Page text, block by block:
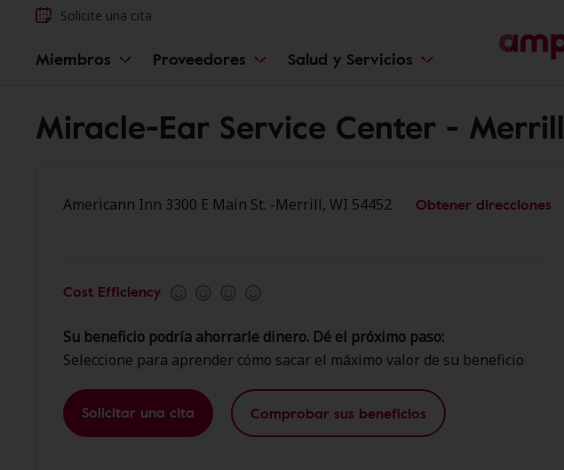
Solicite una cita
Miembros Proveedores Salud y Servicios
Miracle-Ear Service Center - Merrill
Americann Inn 3300 E Main St. -Merrill, WI 54452 Obtener direcciones
Cost Efficiency
Su beneficio podría ahorrarle dinero. Dé el próximo paso:
Seleccione para aprender cómo sacar el máximo valor de su beneficio
Solicitar una cita Comprobar sus beneficios